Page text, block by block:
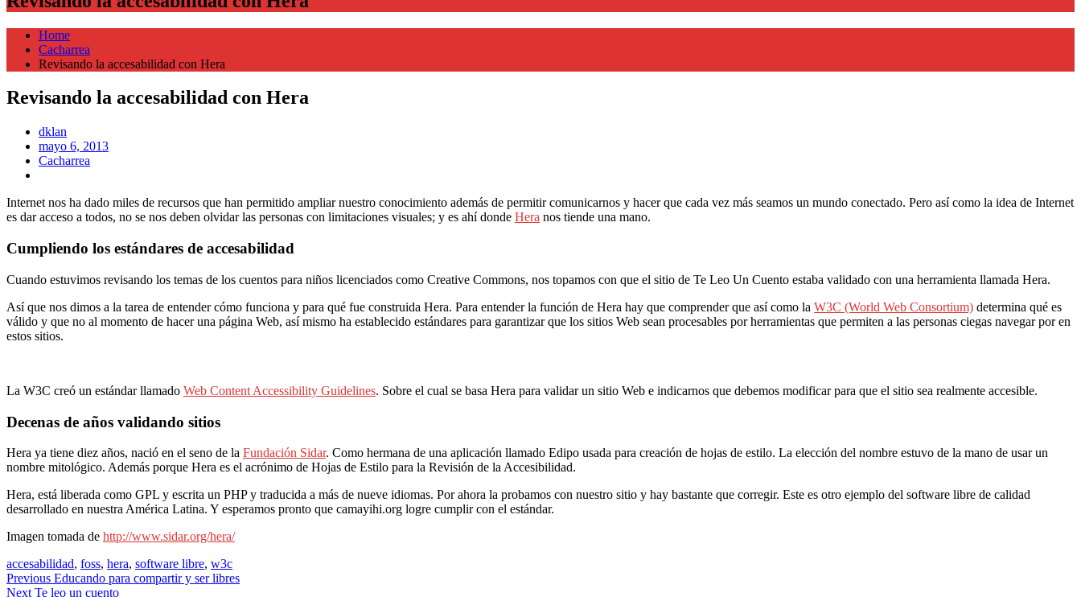
Home
Cacharrea
Revisando la accesabilidad con Hera
Revisando la accesabilidad con Hera
dklan
Posted
on
mayo 6, 2013
Cacharrea
Internet nos ha dado miles de recursos que han permitido ampliar nuestro conocimiento además de permitir comunicarnos y hacer que cada vez más seamos un mundo conectado. Pero así como la idea de Internet
es dar acceso a todos, no se nos deben olvidar las personas con limitaciones visuales; y es ahí donde Hera nos tiende una mano.
Cumpliendo los estándares de accesabilidad
Cuando estuvimos revisando los temas de los cuentos para niños licenciados como Creative Commons, nos topamos con que el sitio de Te Leo Un Cuento estaba validado con una herramienta llamada Hera.
Así que nos dimos a la tarea de entender cómo funciona y para qué fue construida Hera. Para entender la función de Hera hay que comprender que así como la W3C (World Web Consortium) determina qué es
válido y que no al momento de hacer una página Web, así mismo ha establecido estándares para garantizar que los sitios Web sean procesables por herramientas que permiten a las personas ciegas navegar por en
estos sitios.
La W3C creó un estándar llamado Web Content Accessibility Guidelines. Sobre el cual se basa Hera para validar un sitio Web e indicarnos que debemos modificar para que el sitio sea realmente accesible.
Decenas de años validando sitios
Hera ya tiene diez años, nació en el seno de la Fundación Sidar. Como hermana de una aplicación llamado Edipo usada para creación de hojas de estilo. La elección del nombre estuvo de la mano de usar un
nombre mitológico. Además porque Hera es el acrónimo de Hojas de Estilo para la Revisión de la Accesibilidad.
Hera, está liberada como GPL y escrita un PHP y traducida a más de nueve idiomas. Por ahora la probamos con nuestro sitio y hay bastante que corregir. Este es otro ejemplo del software libre de calidad
desarrollado en nuestra América Latina. Y esperamos pronto que camayihi.org logre cumplir con el estándar.
Imagen tomada de http://www.sidar.org/hera/
accesabilidad, foss, hera, software libre, w3c
Navegación
Previous Educando para compartir y ser libres
Next Te leo un cuento